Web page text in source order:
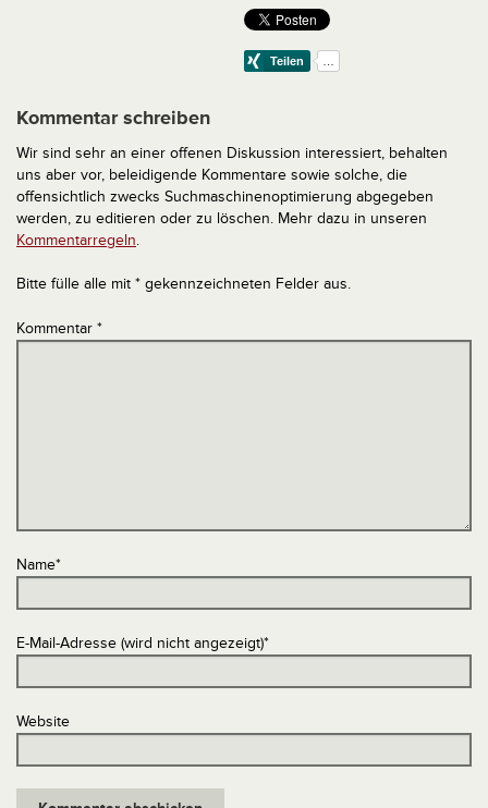
Kommentar schreiben
Wir sind sehr an einer offenen Diskussion interessiert, behalten
uns aber vor, beleidigende Kommentare sowie solche, die
offensichtlich zwecks Suchmaschinenoptimierung abgegeben
werden, zu editieren oder zu löschen. Mehr dazu in unseren
Kommentarregeln.
Bitte fülle alle mit * gekennzeichneten Felder aus.
Kommentar *
Name*
E-Mail-Adresse (wird nicht angezeigt)*
Website